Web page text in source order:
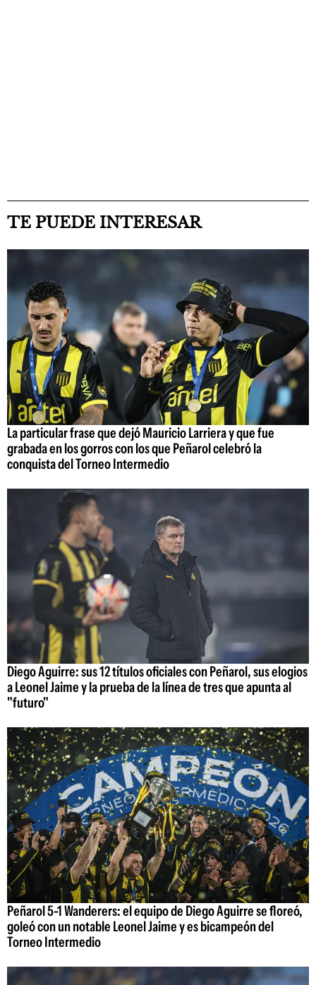
TE PUEDE INTERESAR
La particular frase que dejó Mauricio Larriera y que fue
grabada en los gorros con los que Peñarol celebró la
conquista del Torneo Intermedio
Diego Aguirre: sus 12 títulos oficiales con Peñarol, sus elogios
a Leonel Jaime y la prueba de la línea de tres que apunta al
"futuro"
Peñarol 5-1 Wanderers: el equipo de Diego Aguirre se floreó,
goleó con un notable Leonel Jaime y es bicampeón del
Torneo Intermedio